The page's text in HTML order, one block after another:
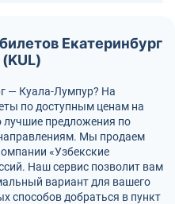
Екатеринбург
— Куала-Лумпур? На
по доступным ценам на
лучшие предложения по
Мы продаем
«Узбекские
Наш сервис позволит вам
вариант для вашего
способов добраться в пункт